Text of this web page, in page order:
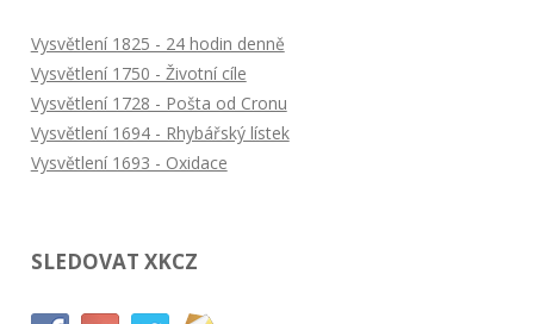
Vysvětlení 1825 - 24 hodin denně
Vysvětlení 1750 - Životní cíle
Vysvětlení 1728 - Pošta od Cronu
Vysvětlení 1694 - Rhybářský lístek
Vysvětlení 1693 - Oxidace
SLEDOVAT XKCZ